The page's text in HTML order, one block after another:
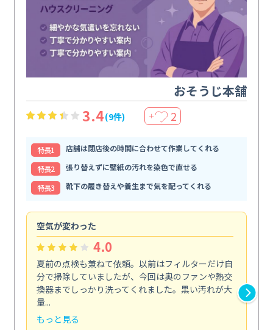
おそうじ本舗
3.4(9件) ＋ 2
特⻑1
店舗は閉店後の時間に合わせて作業してくれる
特⻑2
張り替えずに壁紙の汚れを染色で直せる
特⻑3
靴下の履き替えや養生まで気を配ってくれる
空気が変わった
4.0
夏前の点検も兼ねて依頼。以前はフィルターだけ自
分で掃除していましたが、今回は奥のファンや熱交
換器までしっかり洗ってくれました。黒い汚れが大
量...
もっと見る